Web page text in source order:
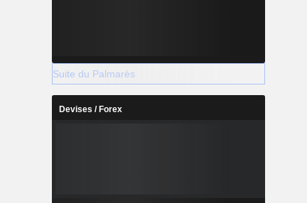
Suite du Palmarès
Devises / Forex